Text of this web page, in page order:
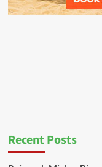
Recent Posts